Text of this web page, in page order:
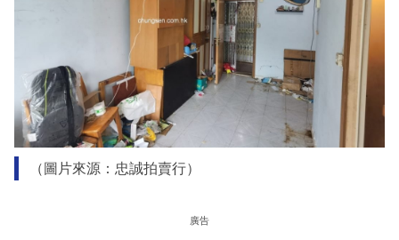
（圖片來源：忠誠拍賣行）
廣告